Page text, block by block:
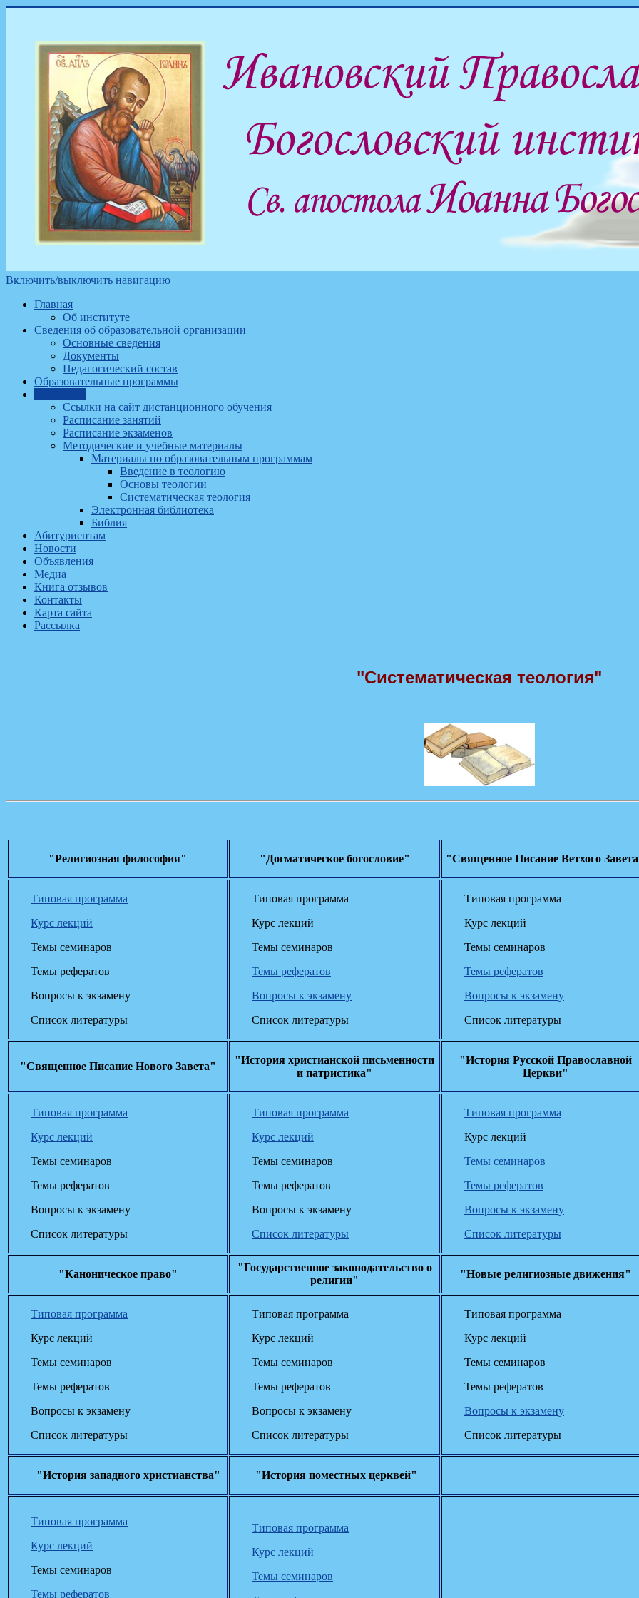
Включить/выключить навигацию
Главная
Об институте
Сведения об образовательной организации
Основные сведения
Документы
Педагогический состав
Образовательные программы
Ссылки на сайт дистанционного обучения
Расписание занятий
Расписание экзаменов
Методические и учебные материалы
Материалы по образовательным программам
Введение в теологию
Основы теологии
Систематическая теология
Электронная библиотека
Библия
Абитуриентам
Новости
Объявления
Медиа
Книга отзывов
Контакты
Карта сайта
Рассылка
"Систематическая теология"
"Религиозная философия" "Догматическое богословие" "Священное Писание Ветхого
Типовая программа
Курс лекций
Темы семинаров
Темы рефератов
Вопросы к экзамену
Список литературы
Типовая программа
Курс лекций
Темы семинаров
Темы рефератов
Вопросы к экзамену
Список литературы
Типовая программа
Курс лекций
Темы семинаров
Темы рефератов
Вопросы к экзамену
Список литературы
"Священное Писание Нового Завета"
"История христианской письменности
и патристика"
"История Русской Православной
Церкви"
Типовая программа
Курс лекций
Темы семинаров
Темы рефератов
Вопросы к экзамену
Список литературы
Типовая программа
Курс лекций
Темы семинаров
Темы рефератов
Вопросы к экзамену
Список литературы
Типовая программа
Курс лекций
Темы семинаров
Темы рефератов
Вопросы к экзамену
Список литературы
"Каноническое право"
"Государственное законодательство о
религии"
"Новые религиозные движения"
Типовая программа
Курс лекций
Темы семинаров
Темы рефератов
Вопросы к экзамену
Список литературы
Типовая программа
Курс лекций
Темы семинаров
Темы рефератов
Вопросы к экзамену
Список литературы
Типовая программа
Курс лекций
Темы семинаров
Темы рефератов
Вопросы к экзамену
Список литературы
"История западного христианства" "История поместных церквей"
Типовая программа
Курс лекций
Темы семинаров
Темы рефератов
Типовая программа
Курс лекций
Темы семинаров